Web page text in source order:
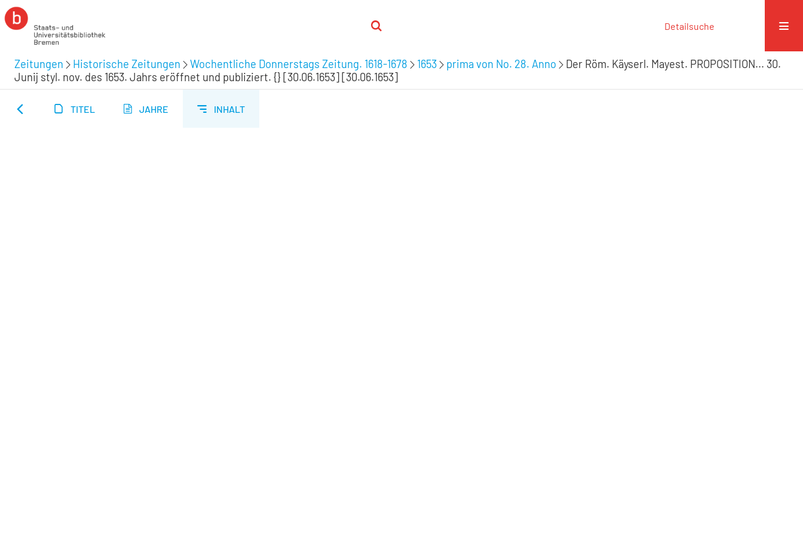
Detailsuche
Zeitungen Historische Zeitungen Wochentliche Donnerstags Zeitung. 1618-1678 1653 prima von No. 28. Anno
Der Röm. Käyserl. Mayest. PROPOSITION... 30.
Junij styl. nov. des 1653. Jahrs eröffnet und publiziert. {} [30.06.1653] [30.06.1653]
TITEL JAHRE INHALT